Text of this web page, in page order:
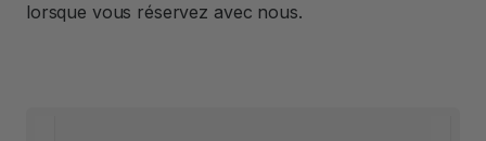
lorsque vous réservez avec nous.